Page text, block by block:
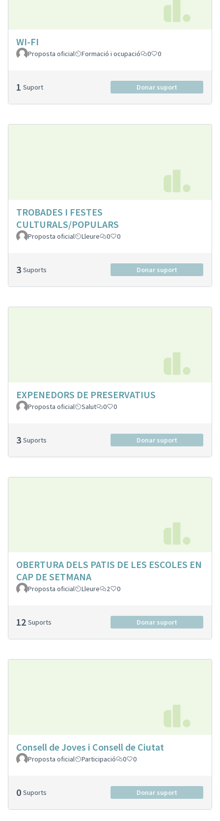
WI-FI
Proposta oficial Formació i ocupació 0 0
1 Suport Donar suport
TROBADES I FESTES
CULTURALS/POPULARS
Proposta oficial Lleure 0 0
3 Suports Donar suport
EXPENEDORS DE PRESERVATIUS
Proposta oficial Salut 0 0
3 Suports Donar suport
OBERTURA DELS PATIS DE LES ESCOLES EN
CAP DE SETMANA
Proposta oficial Lleure 2 0
12 Suports Donar suport
Consell de Joves i Consell de Ciutat
Proposta oficial Participació 0 0
0 Suports Donar suport